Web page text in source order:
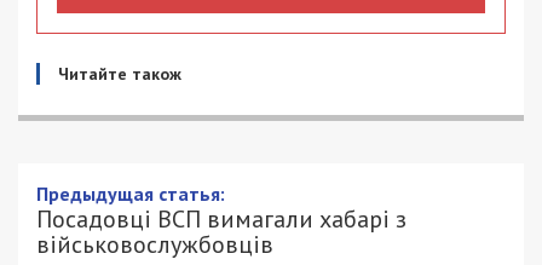
Читайте також
Предыдущая статья:
Посадовці ВСП вимагали хабарі з
військовослужбовців